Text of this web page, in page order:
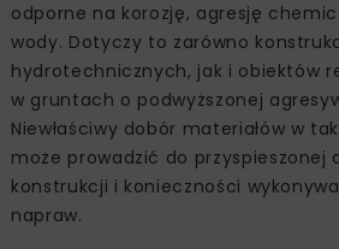
odporne na korozję, agresję
wody. Dotyczy to zarówno
hydrotechnicznych, jak i obiektów
w gruntach o podwyższonej
Niewłaściwy dobór materiałów w
może prowadzić do przyspieszonej
konstrukcji i konieczności
napraw.